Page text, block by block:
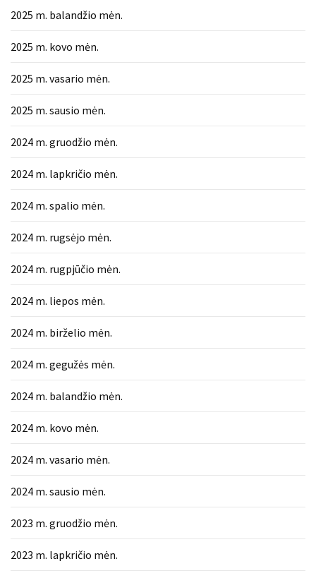
2025 m. balandžio mėn.
2025 m. kovo mėn.
2025 m. vasario mėn.
2025 m. sausio mėn.
2024 m. gruodžio mėn.
2024 m. lapkričio mėn.
2024 m. spalio mėn.
2024 m. rugsėjo mėn.
2024 m. rugpjūčio mėn.
2024 m. liepos mėn.
2024 m. birželio mėn.
2024 m. gegužės mėn.
2024 m. balandžio mėn.
2024 m. kovo mėn.
2024 m. vasario mėn.
2024 m. sausio mėn.
2023 m. gruodžio mėn.
2023 m. lapkričio mėn.